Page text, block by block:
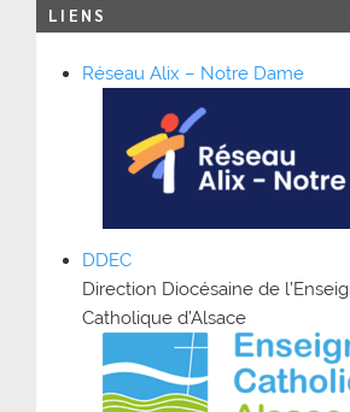
LIENS
Réseau Alix – Notre Dame
DDEC
Direction Diocésaine de
Catholique d’Alsace